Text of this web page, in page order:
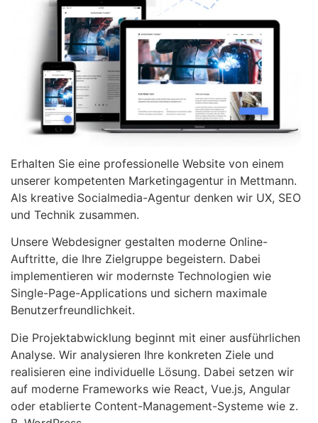
Erhalten Sie eine professionelle Website von einem
unserer kompetenten Marketingagentur in Mettmann.
Als kreative Socialmedia-Agentur denken wir UX, SEO
und Technik zusammen.
Unsere Webdesigner gestalten moderne Online-
Auftritte, die Ihre Zielgruppe begeistern. Dabei
implementieren wir modernste Technologien wie
Single-Page-Applications und sichern maximale
Benutzerfreundlichkeit.
Die Projektabwicklung beginnt mit einer ausführlichen
Analyse. Wir analysieren Ihre konkreten Ziele und
realisieren eine individuelle Lösung. Dabei setzen wir
auf moderne Frameworks wie React, Vue.js, Angular
oder etablierte Content-Management-Systeme wie z.